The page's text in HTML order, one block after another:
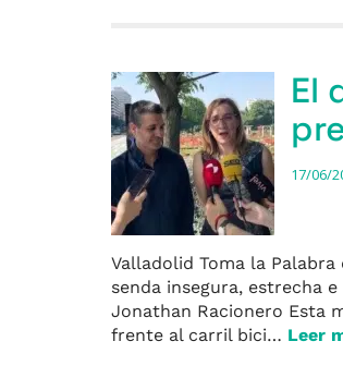
El
17/06/
Valladolid Toma la
senda insegura, estrecha
Jonathan Racionero Esta
frente al carril bici… Leer